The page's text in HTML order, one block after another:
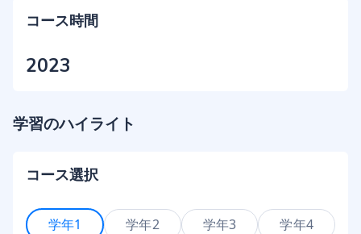
コース時間
2023
学習のハイライト
コース選択
学年1 学年2 学年3 学年4